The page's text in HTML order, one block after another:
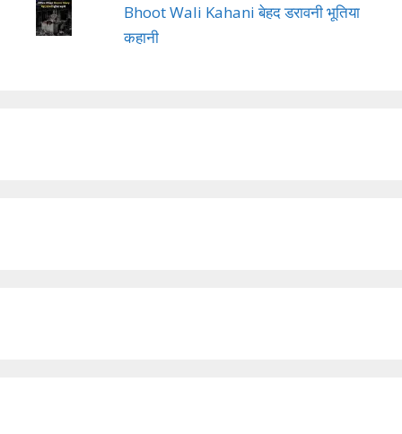
Bhoot Wali Kahani बेहद डरावनी भूतिया
कहानी